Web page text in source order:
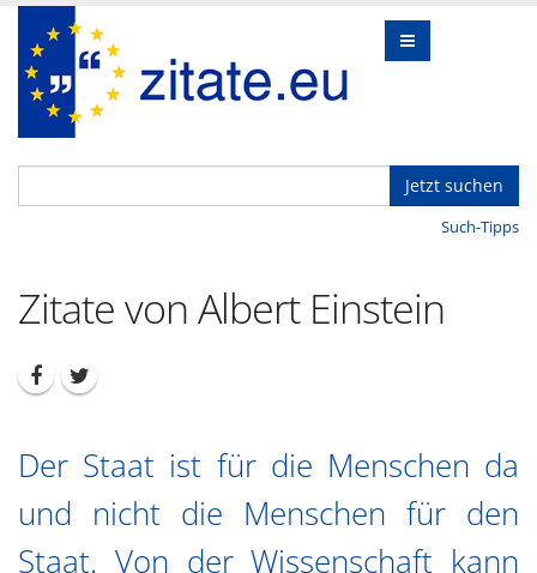
Jetzt suchen
Such-Tipps
Zitate von Albert Einstein
Der Staat ist für die Menschen da
und nicht die Menschen für den
Staat. Von der Wissenschaft kann